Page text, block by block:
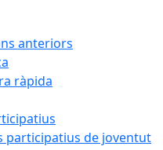
anteriors
ràpida
participatius de joventut